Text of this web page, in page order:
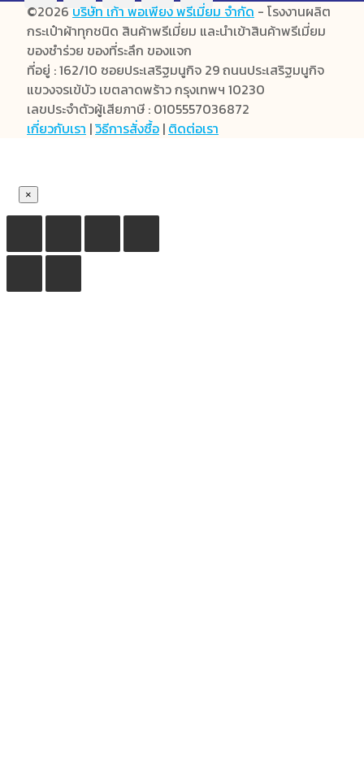
©2026 บริษัท เก้า พอเพียง พรีเมี่ยม จำกัด - โรงงานผลิต
กระเป๋าผ้าทุกชนิด สินค้าพรีเมี่ยม และนำเข้าสินค้าพรีเมี่ยม
ของชำร่วย ของที่ระลึก ของแจก
ที่อยู่ : 162/10 ซอยประเสริฐมนูกิจ 29 ถนนประเสริฐมนูกิจ
แขวงจรเข้บัว เขตลาดพร้าว กรุงเทพฯ 10230
เลขประจำตัวผู้เสียภาษี : 0105557036872
เกี่ยวกับเรา |วิธีการสั่งซื้อ | ติดต่อเรา
×